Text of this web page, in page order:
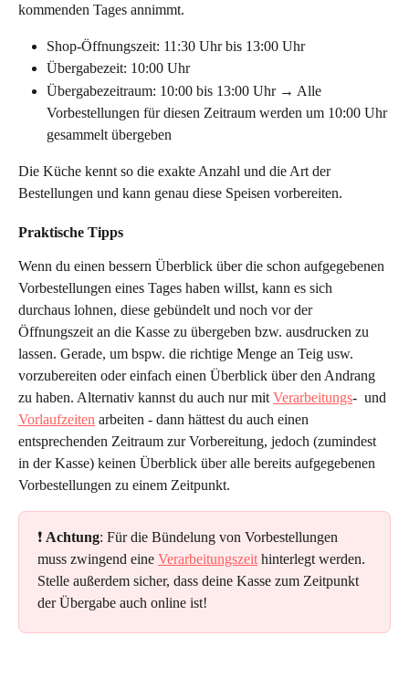
kommenden Tages annimmt.
Shop-Öffnungszeit: 11:30 Uhr bis 13:00 Uhr
Übergabezeit: 10:00 Uhr
Übergabezeitraum: 10:00 bis 13:00 Uhr → Alle
Vorbestellungen für diesen Zeitraum werden um 10:00 Uhr
gesammelt übergeben
Die Küche kennt so die exakte Anzahl und die Art der
Bestellungen und kann genau diese Speisen vorbereiten.
Praktische Tipps
Wenn du einen bessern Überblick über die schon aufgegebenen
Vorbestellungen eines Tages haben willst, kann es sich
durchaus lohnen, diese gebündelt und noch vor der
Öffnungszeit an die Kasse zu übergeben bzw. ausdrucken zu
lassen. Gerade, um bspw. die richtige Menge an Teig usw.
vorzubereiten oder einfach einen Überblick über den Andrang
zu haben. Alternativ kannst du auch nur mit Verarbeitungs-  und
Vorlaufzeiten arbeiten - dann hättest du auch einen
entsprechenden Zeitraum zur Vorbereitung, jedoch (zumindest
in der Kasse) keinen Überblick über alle bereits aufgegebenen
Vorbestellungen zu einem Zeitpunkt.
❗ Achtung: Für die Bündelung von Vorbestellungen
muss zwingend eine Verarbeitungszeit hinterlegt werden.
Stelle außerdem sicher, dass deine Kasse zum Zeitpunkt
der Übergabe auch online ist!